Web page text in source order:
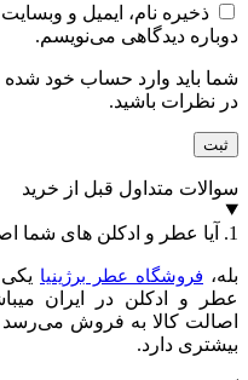
ذخیره نام، ایمیل و
دوباره دیدگاهی می‌نویسم.
شما باید وارد حساب خود شده
در نظرات باشید.
سوالات متداول قبل از خرید
1. آیا عطر و ادکلن های شما اصلی است؟
بله، فروشگاه عطر برژینیا
عطر و ادکلن در ایران
اصالت کالا به فروش
بیشتری دارد.